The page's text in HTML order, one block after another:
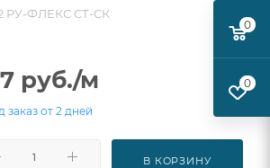
РУ-ФЛЕКС СТ-СК
руб./м
заказ от 2 дней
В КОРЗИНУ
0
0